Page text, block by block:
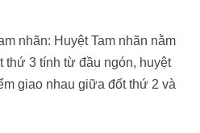
nhãn: Huyệt Tam nhãn nằm
thứ 3 tính từ đầu ngón, huyệt
giao nhau giữa đốt thứ 2 và